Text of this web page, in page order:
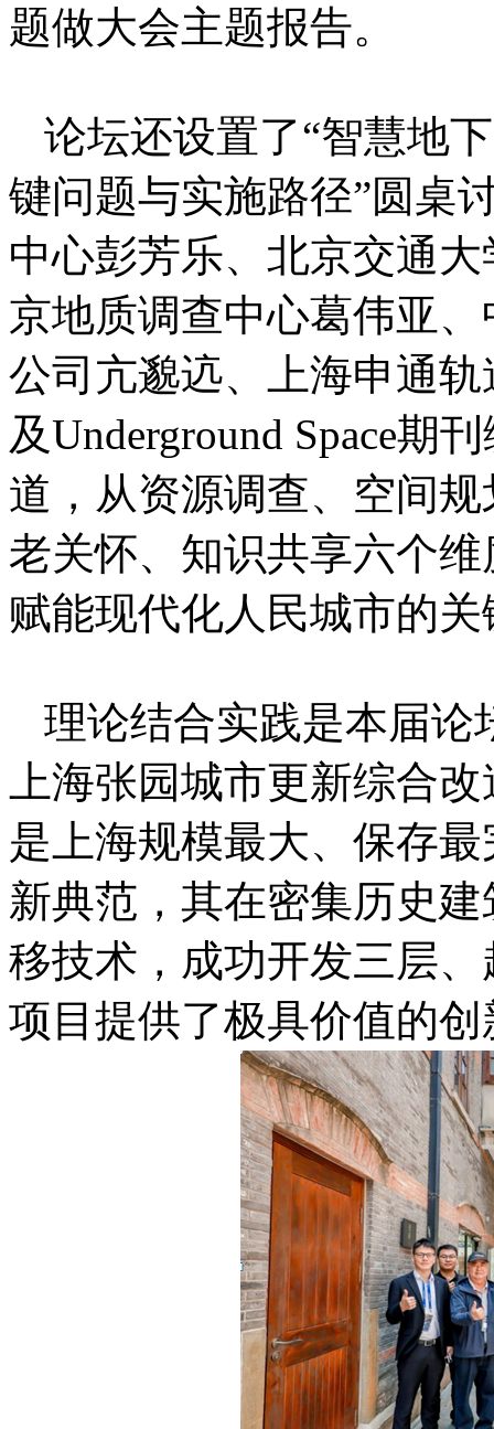
题做大会主题报告。
论坛还设置了“智慧地
键问题与实施路径”圆桌
中心彭芳乐、北京交通
京地质调查中心葛伟亚
公司亢邈迒、上海申通
及Underground Space期
道，从资源调查、空间
老关怀、知识共享六个
赋能现代化人民城市的
理论结合实践是本届论
上海张园城市更新综合
是上海规模最大、保存
新典范，其在密集历史
移技术，成功开发三层
项目提供了极具价值的